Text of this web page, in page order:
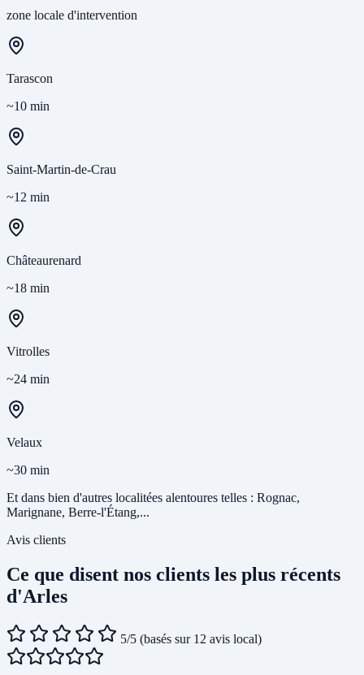
zone locale d'intervention
Tarascon
~10 min
Saint-Martin-de-Crau
~12 min
Châteaurenard
~18 min
Vitrolles
~24 min
Velaux
~30 min
Et dans bien d'autres localitées alentoures telles : Rognac,
Marignane, Berre-l'Étang,...
Avis clients
Ce que disent nos clients les plus récents
d'Arles
5/5 (basés sur 12 avis local)